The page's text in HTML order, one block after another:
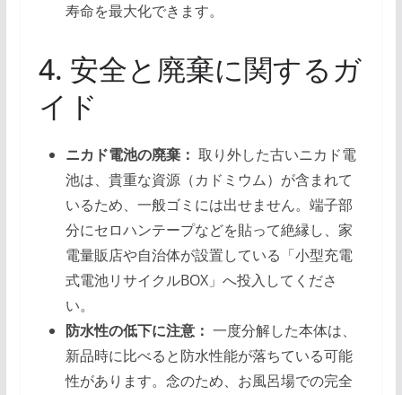
寿命を最大化できます。
4. 安全と廃棄に関するガ
イド
ニカド電池の廃棄： 取り外した古いニカド電
池は、貴重な資源（カドミウム）が含まれて
いるため、一般ゴミには出せません。端子部
分にセロハンテープなどを貼って絶縁し、家
電量販店や自治体が設置している「小型充電
式電池リサイクルBOX」へ投入してくださ
い。
防水性の低下に注意： 一度分解した本体は、
新品時に比べると防水性能が落ちている可能
性があります。念のため、お風呂場での完全